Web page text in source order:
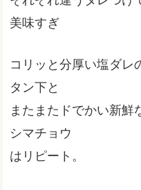
美味すぎ
コリッと分厚い塩ダレ
タン下と
またまたドでかい新鮮
シマチョウ
はリピート。